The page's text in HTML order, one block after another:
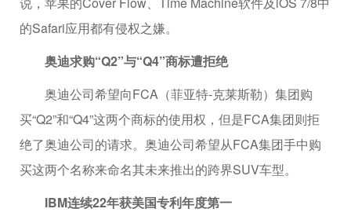
的Safari应用都有侵权之嫌。
奥迪求购“Q2”与“Q4”商标遭拒绝
奥迪公司希望向FCA（菲亚特-克莱斯勒）集团购
买“Q2”和“Q4”这两个商标的使用权，但是FCA集团则拒
绝了奥迪公司的请求。奥迪公司希望从FCA集团手中购
买这两个名称来命名其未来推出的跨界SUV车型。
IBM连续22年获美国专利年度第一